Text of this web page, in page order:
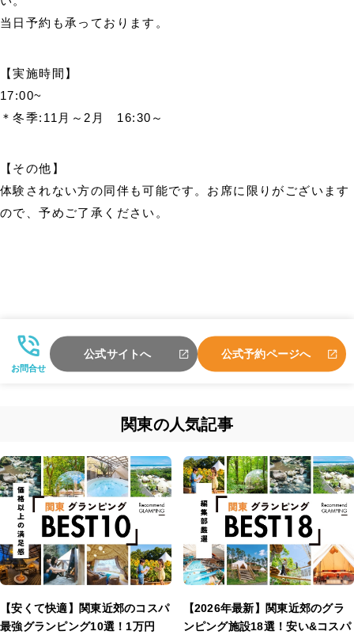
当日予約も承っております。
【実施時間】
17:00~
＊冬季:11月～2月 16:30～
【その他】
体験されない方の同伴も可能です。お席に限りがございます
ので、予めご了承ください。
お問合せ
公式サイトへ 公式予約ページへ
関東の人気記事
【安くて快適】関東近郊のコスパ
最強グランピング10選！1万円
【2026年最新】関東近郊のグラ
ンピング施設18選！安い&コスパ